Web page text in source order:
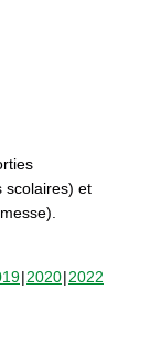
scolaires) et
2020 2022